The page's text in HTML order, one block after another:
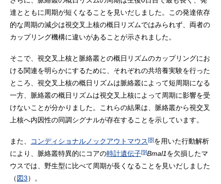
達とともに周期が短くなることを見いだしました。この発達依存
的な周期の減少は視交叉上核の概日リズムではみられず、両者の
カップリング機構に違いがあることが示されました。
そこで、視交叉上核と脈絡叢との概日リズムのカップリングにお
ける関連を明らかにするために、それぞれの共培養実験を行った
ところ、視交叉上核の概日リズムは脈絡叢によって短周期になる
一方、脈絡叢の概日リズムは視交叉上核によって周期に影響を受
けないことが分かりました。これらの結果は、脈絡叢から視交叉
上核へ内因性の同調シグナルが存在することを示しています。
また、 コンディショナルノックアウトマウス[8]を用いた行動解析
により、脈絡叢特異的にコアの時計遺伝子[9]Bmal1を欠損したマ
ウスでは、野生型に比べて周期が長くなることを見いだしました
（図3）。